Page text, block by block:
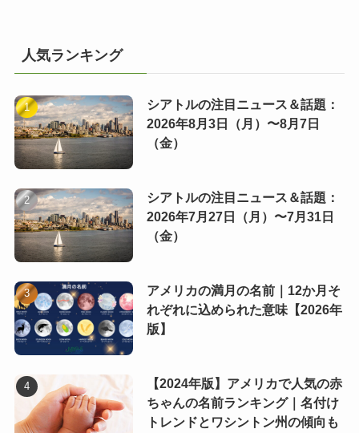
人気ランキング
シアトルの注目ニュース＆話題：
2026年8月3日（月）〜8月7日
（金）
シアトルの注目ニュース＆話題：
2026年7月27日（月）〜7月31日
（金）
アメリカの満月の名前｜12か月そ
れぞれに込められた意味【2026年
版】
【2024年版】アメリカで人気の赤
ちゃんの名前ランキング｜名付け
トレンドとワシントン州の傾向も